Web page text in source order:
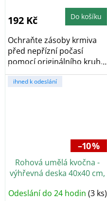
192 Kč Do košíku
Ochraňte zásoby krmiva
před nepřízní počasí
pomocí originálního kruhu
proti dešti pro...
ihned k odeslání
–10 %
Rohová umělá kvočna -
výhřevná deska 40x40 cm,
Odeslání do 24 hodin (3 ks)